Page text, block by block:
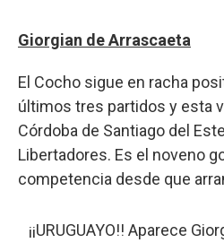
Giorgian de Arrascaeta
El Cocho sigue en racha
últimos tres partidos y esta
Córdoba de Santiago del
Libertadores. Es el noveno
competencia desde que
¡¡URUGUAYO!! Aparece